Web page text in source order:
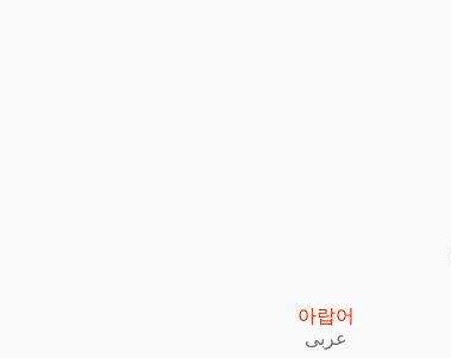
아랍어
عربى